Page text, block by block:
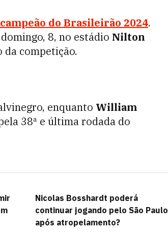
do Brasileirão 2024.
8, no estádio Nilton
competição.
enquanto William
38ª e última rodada do
Nicolas Bosshardt poderá
continuar jogando pelo São Paulo
após atropelamento?